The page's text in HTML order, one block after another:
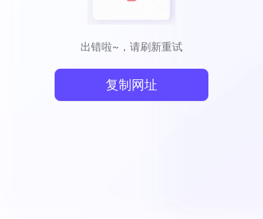
出错啦~，请刷新重试
复制网址